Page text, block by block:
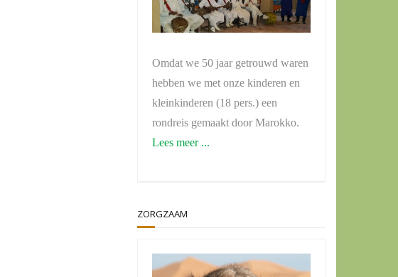
Omdat we 50 jaar getrouwd waren
hebben we met onze kinderen en
kleinkinderen (18 pers.) een
rondreis gemaakt door Marokko.
Lees meer ...
ZORGZAAM